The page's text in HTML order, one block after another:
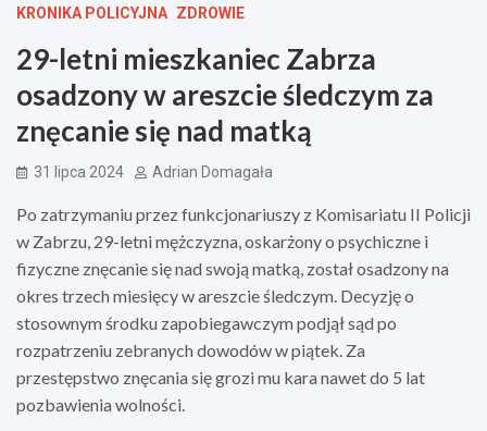
KRONIKA POLICYJNA ZDROWIE
29-letni mieszkaniec Zabrza
osadzony w areszcie śledczym za
znęcanie się nad matką
31 lipca 2024 Adrian Domagała
Po zatrzymaniu przez funkcjonariuszy z Komisariatu II Policji
w Zabrzu, 29-letni mężczyzna, oskarżony o psychiczne i
fizyczne znęcanie się nad swoją matką, został osadzony na
okres trzech miesięcy w areszcie śledczym. Decyzję o
stosownym środku zapobiegawczym podjął sąd po
rozpatrzeniu zebranych dowodów w piątek. Za
przestępstwo znęcania się grozi mu kara nawet do 5 lat
pozbawienia wolności.